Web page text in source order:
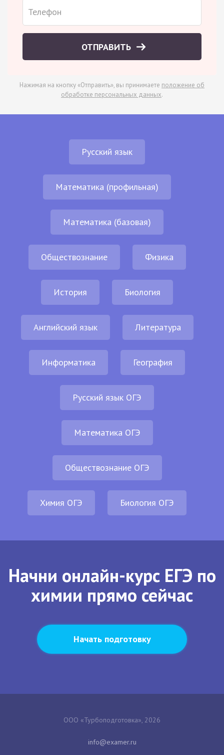
ОТПРАВИТЬ
Нажимая на кнопку «Отправить», вы принимаете положение об
обработке персональных данных.
Русский язык
Математика (профильная)
Математика (базовая)
Обществознание Физика
История Биология
Английский язык Литература
Информатика География
Русский язык ОГЭ
Математика ОГЭ
Обществознание ОГЭ
Химия ОГЭ Биология ОГЭ
Начни онлайн-курс ЕГЭ по
химии прямо сейчас
Начать подготовку
ООО «Турбоподготовка», 2026